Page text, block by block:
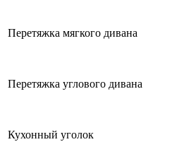
Перетяжка мягкого дивана
Перетяжка углового дивана
Кухонный уголок